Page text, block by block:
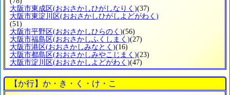
大阪市東成区(おおさかしひがしなりく)(37)
大阪市東淀川区(おおさかしひがしよどがわく)
(51)
大阪市平野区(おおさかしひらのく)(56)
大阪市福島区(おおさかしふくしまく)(27)
大阪市港区(おおさかしみなとく)(16)
大阪市都島区(おおさかしみやこじまく)(23)
大阪市淀川区(おおさかしよどがわく)(47)
【か行】か・き・く・け・こ